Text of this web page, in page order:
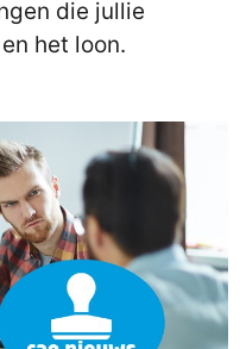
die jullie
het loon.